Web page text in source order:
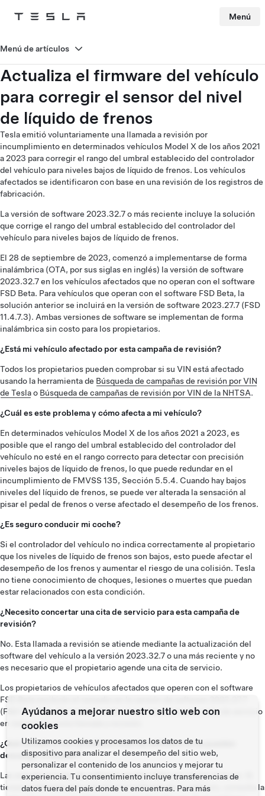
Tesla Menú
Actualiza el firmware del vehículo
para corregir el sensor del nivel
de líquido de frenos
Tesla emitió voluntariamente una llamada a revisión por
incumplimiento en determinados vehículos Model X de los años 2021
a 2023 para corregir el rango del umbral establecido del controlador
del vehículo para niveles bajos de líquido de frenos. Los vehículos
afectados se identificaron con base en una revisión de los registros de
fabricación.
La versión de software 2023.32.7 o más reciente incluye la solución
que corrige el rango del umbral establecido del controlador del
vehículo para niveles bajos de líquido de frenos.
El 28 de septiembre de 2023, comenzó a implementarse de forma
inalámbrica (OTA, por sus siglas en inglés) la versión de software
2023.32.7 en los vehículos afectados que no operan con el software
FSD Beta. Para vehículos que operan con el software FSD Beta, la
solución anterior se incluirá en la versión de software 2023.27.7 (FSD
11.4.7.3). Ambas versiones de software se implementan de forma
inalámbrica sin costo para los propietarios.
¿Está mi vehículo afectado por esta campaña de revisión?
Todos los propietarios pueden comprobar si su VIN está afectado
usando la herramienta de Búsqueda de campañas de revisión por VIN
de Teslao Búsqueda de campañas de revisión por VIN de la NHTSA.
¿Cuál es este problema y cómo afecta a mi vehículo?
En determinados vehículos Model X de los años 2021 a 2023, es
posible que el rango del umbral establecido del controlador del
vehículo no esté en el rango correcto para detectar con precisión
niveles bajos de líquido de frenos, lo que puede redundar en el
incumplimiento de FMVSS 135, Sección 5.5.4. Cuando hay bajos
niveles del líquido de frenos, se puede ver alterada la sensación al
pisar el pedal de frenos o verse afectado el desempeño de los frenos.
¿Es seguro conducir mi coche?
Si el controlador del vehículo no indica correctamente al propietario
que los niveles de líquido de frenos son bajos, esto puede afectar el
desempeño de los frenos y aumentar el riesgo de una colisión. Tesla
no tiene conocimiento de choques, lesiones o muertes que puedan
estar relacionados con esta condición.
¿Necesito concertar una cita de servicio para esta campaña de
revisión?
No. Esta llamada a revisión se atiende mediante la actualización del
software del vehículo a la versión 2023.32.7 o una más reciente y no
es necesario que el propietario agende una cita de servicio.
Los propietarios de vehículos afectados que operen con el software
FSD Beta recibirán el remedio en la versión de software 2023.27.7
(FSD 11.4.7.3). Del mismo modo, no es necesaria una visita de servicio
en respuesta a esta llamada a revisión.
¿Qué sucede si mis actualizaciones de software no se pueden
descargar o instalar?
Las actualizaciones de software pueden fallar por varios motivos. Si
tienes problemas para actualizar el software de tu vehículo, consulta la
Menú de artículos
Ayúdanos a mejorar nuestro sitio web con
cookies
Utilizamos cookies y procesamos los datos de tu
dispositivo para analizar el desempeño del sitio web,
personalizar el contenido de los anuncios y mejorar tu
experiencia. Tu consentimiento incluye transferencias de
datos fuera del país donde te encuentras. Para más